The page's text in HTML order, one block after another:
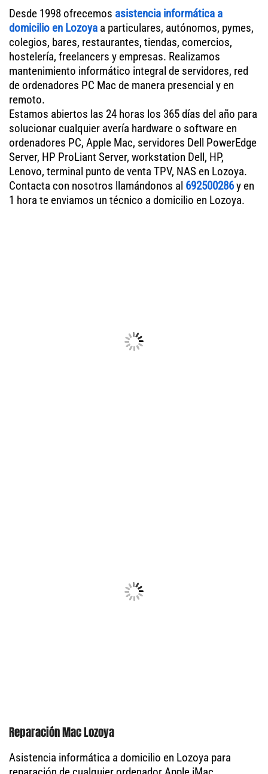
Desde 1998 ofrecemos asistencia informática a
domicilio en Lozoya a particulares, autónomos, pymes,
colegios, bares, restaurantes, tiendas, comercios,
hostelería, freelancers y empresas. Realizamos
mantenimiento informático integral de servidores, red
de ordenadores PC Mac de manera presencial y en
remoto.
Estamos abiertos las 24 horas los 365 días del año para
solucionar cualquier avería hardware o software en
ordenadores PC, Apple Mac, servidores Dell PowerEdge
Server, HP ProLiant Server, workstation Dell, HP,
Lenovo, terminal punto de venta TPV, NAS en Lozoya.
Contacta con nosotros llamándonos al 692500286y en
1 hora te enviamos un técnico a domicilio en Lozoya.
Reparación Mac Lozoya
Asistencia informática a domicilio en Lozoya para